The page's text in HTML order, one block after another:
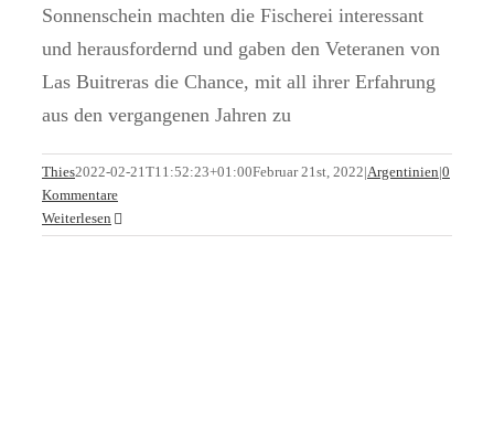
Sonnenschein machten die Fischerei interessant
und herausfordernd und gaben den Veteranen von
Las Buitreras die Chance, mit all ihrer Erfahrung
aus den vergangenen Jahren zu
Thies2022-02-21T11:52:23+01:00Februar 21st, 2022|Argentinien|0
Kommentare
Weiterlesen
Last Minute Chance auf große